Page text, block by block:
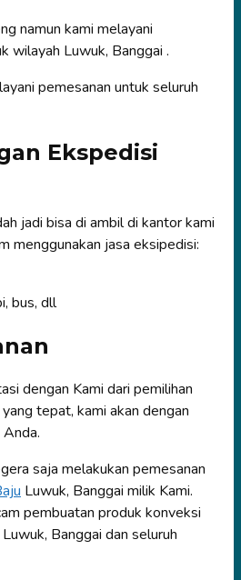
namun kami melayani
wilayah Luwuk, Banggai .
pemesanan untuk seluruh
Ekspedisi
jadi bisa di ambil di kantor kami
menggunakan jasa eksipedisi:
bus, dll
dengan Kami dari pemilihan
tepat, kami akan dengan
saja melakukan pemesanan
Luwuk, Banggai milik Kami.
pembuatan produk konveksi
Banggai dan seluruh